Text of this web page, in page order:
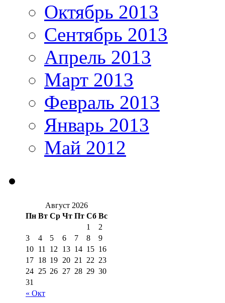
Октябрь 2013
Сентябрь 2013
Апрель 2013
Март 2013
Февраль 2013
Январь 2013
Май 2012
Август 2026
Пн Вт Ср Чт Пт Сб Вс
« Окт
1
2
3
4 5 6 7 8
9
10 11 12 13 14 15 16
17 18 19 20 21 22 23
24 25 26 27 28 29 30
31